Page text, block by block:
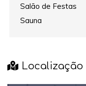
Salão de Festas
Sauna
Localização